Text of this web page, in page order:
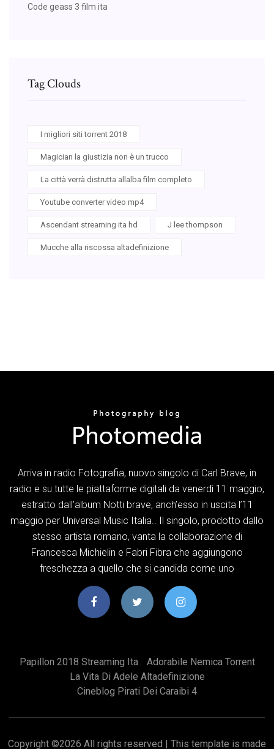
Code geass 3 film ita
Tag Clouds
I migliori siti torrent 2018
Magician la giustizia non è un trucco
La città verrà distrutta allalba film completo
Youtube converter video mp4
Ascendant streaming ita hd J lee thompson
Mucche alla riscossa altadefinizione
Arriva in radio Fotografia, nuovo singolo di Carl Brave, in
radio e su tutte le piattaforme digitali da venerdì 11 maggio,
estratto dall’album Notti brave, anch’esso in uscita l’11
maggio per Universal Music Italia.. Il singolo, prodotto dallo
stesso artista romano, vanta la collaborazione di
Francesca Michielin e Fabri Fibra che aggiungono
freschezza a quello che si candida come uno
Papillon 2018 Streaming Ita
Adorabile Nemica Torrent
La Vita Di Adele Altadefinizione
Cineblog Pirati Dei Caraibi 4
Copyright ©2026 All rights reserved | This template is made